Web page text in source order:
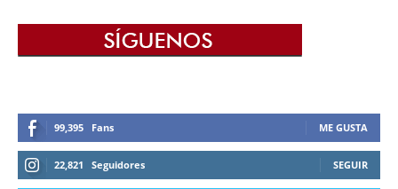
99,395 Fans ME GUSTA
22,821 Seguidores SEGUIR